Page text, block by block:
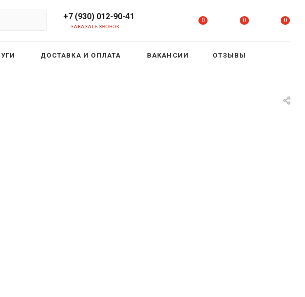
+7 (930) 012-90-41
ЗАКАЗАТЬ ЗВОНОК
0 0 0
ДОСТАВКА И ОПЛАТА ВАКАНСИИ ОТЗЫВЫ